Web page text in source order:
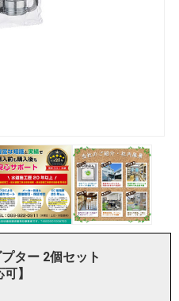
ター 2個セット
】